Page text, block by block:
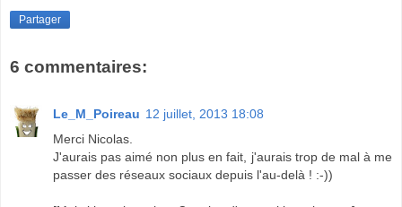
Partager
6 commentaires:
Le_M_Poireau 12 juillet, 2013 18:08
Merci Nicolas.
J'aurais pas aimé non plus en fait, j'aurais trop de mal à me
passer des réseaux sociaux depuis l'au-delà ! :-))